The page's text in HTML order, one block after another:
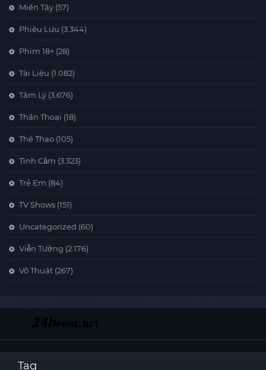
Miền Tây (57)
Phiêu Lưu (3.344)
Phim 18+ (28)
Tài Liệu (1.082)
Tâm Lý (3.676)
Thần Thoại (18)
Thể Thao (105)
Tình Cảm (3.323)
Trẻ Em (84)
TV Shows (151)
Uncategorized (60)
Viễn Tưởng (2.176)
Võ Thuật (267)
Tag